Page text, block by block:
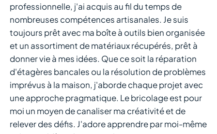
professionnelle, j'ai acquis au fil du temps de
nombreuses compétences artisanales. Je suis
toujours prêt avec ma boîte à outils bien organisée
et un assortiment de matériaux récupérés, prêt à
donner vie à mes idées. Que ce soit la réparation
d'étagères bancales ou la résolution de problèmes
imprévus à la maison, j'aborde chaque projet avec
une approche pragmatique. Le bricolage est pour
moi un moyen de canaliser ma créativité et de
relever des défis. J'adore apprendre par moi-même